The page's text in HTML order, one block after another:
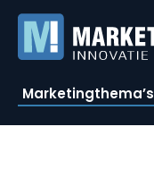
Marketingthema’s